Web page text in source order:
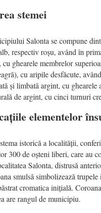
stemei
Salonta se compune
respectiv roșu, având în
ghearele membrelor
cu aripile desfăcute,
și limbată argint, cu
de argint, cu cinci turnuri
elementelor
istorică a localității,
300 de oșteni liberi, care au
Salonta, distrusă
smulsă simbolizează
cromatica inițială.
are rangul de municipiu.